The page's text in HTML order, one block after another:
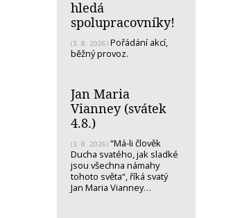
hledá
spolupracovníky!
(3. 8. 2026) Pořádání akcí,
běžný provoz.
Jan Maria
Vianney (svátek
4.8.)
(3. 8. 2026) “Má-li člověk
Ducha svatého, jak sladké
jsou všechna námahy
tohoto světa“, říká svatý
Jan Maria Vianney…